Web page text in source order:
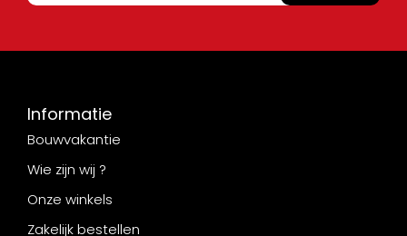
Informatie
Bouwvakantie
Wie zijn wij ?
Onze winkels
Zakelijk bestellen